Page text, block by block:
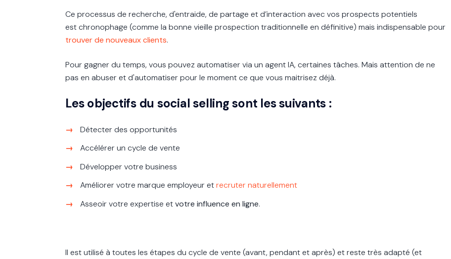
Ce processus de recherche, d'entraide, de partage et d’interaction avec vos prospects potentiels
estchronophage (comme la bonne vieille prospection traditionnelle en définitive) mais indispensable pour
trouver de nouveaux clients.
Pour gagner du temps, vous pouvez automatiser via un agent IA, certaines tâches. Mais attention de ne
pas en abuser et d'automatiser pour le moment ce que vous maitrisez déjà.
Les objectifs du social selling sont les suivants :
Détecter des opportunités
Accélérer un cycle de vente
Développer votre business
Améliorer votre marque employeur etrecruter naturellement
Asseoir votre expertise etvotre influence en ligne.
Il est utilisé à toutes les étapes du cycle de vente (avant, pendant et après) et reste très adapté (et